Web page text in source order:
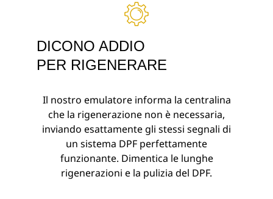
DICONO ADDIO
PER RIGENERARE
Il nostro emulatore informa la centralina
che la rigenerazione non è necessaria,
inviando esattamente gli stessi segnali di
un sistema DPF perfettamente
funzionante. Dimentica le lunghe
rigenerazioni e la pulizia del DPF.